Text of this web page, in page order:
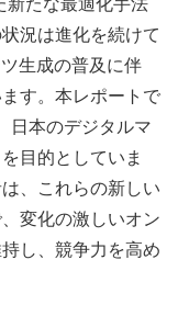
新たな最適化手法
況は進化を続けて
生成の普及に伴
す。本レポートで
日本のデジタルマ
目的としていま
、これらの新しい
変化の激しいオン
し、競争力を高め